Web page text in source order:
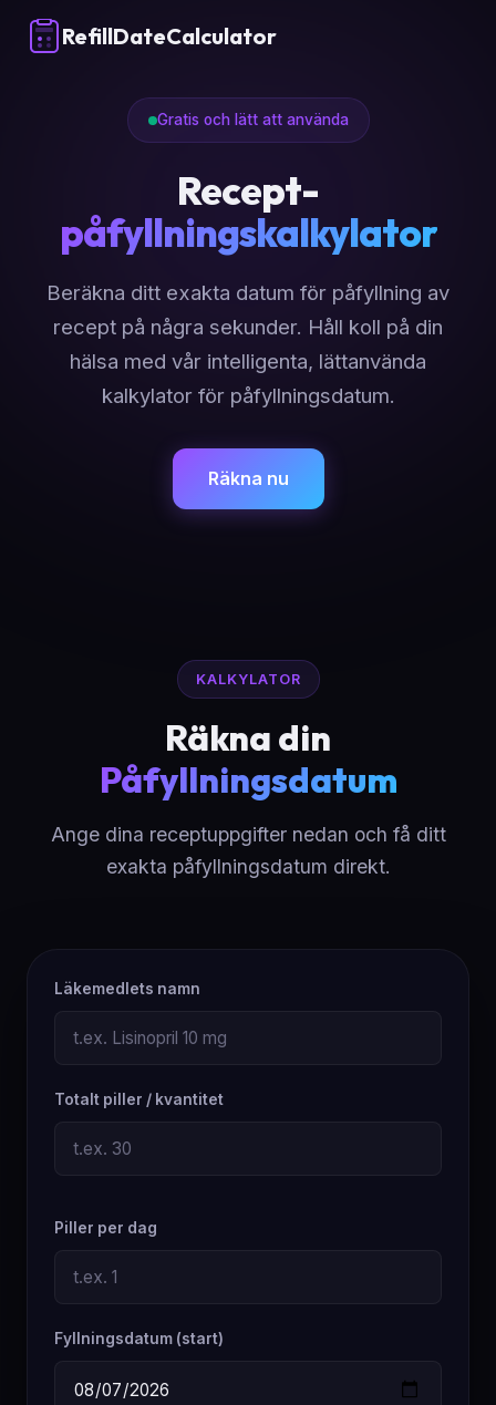
RefillDateCalculator
Gratis och lätt att använda
Recept-
påfyllningskalkylator
Beräkna ditt exakta datum för påfyllning av
recept på några sekunder. Håll koll på din
hälsa med vår intelligenta, lättanvända
kalkylator för påfyllningsdatum.
Räkna nu
KALKYLATOR
Räkna din
Påfyllningsdatum
Ange dina receptuppgifter nedan och få ditt
exakta påfyllningsdatum direkt.
Läkemedlets namn
Totalt piller / kvantitet
Piller per dag
Fyllningsdatum (start)